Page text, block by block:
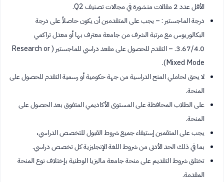
الأقل عدد 2 مقالات منشورة في مجالات تصنيف Q2.
درجة الماجستير : – يجب على المتقدمين أن يكون حاصلاً على درجة
البكالوريوس مع مرتبة الشرف من جامعة معترف بها أو معدل تراكمي
3.67/4.0. – التقدم للحصول على مقعد دراسي للماجستير ( Research or
Mixed Mode).
لا يحق لحاملي المنح الدراسية من جهة حكومية أو رسمية التقدم للحصول على
المنحة.
على الطلاب المحافظة على المستوى الأكاديمي المتفوق بعد الحصول على
المنحة.
يجب على المتقمين إستيفاء جميع شروط القبول للتخصص الدراسي،
بما في ذلك الحد الأدنى من شروط اللغة الإنجليزية كل تخصص دراسي.
تختلق شروط التقديم على منحة جامعة ماليزيا الوطنية ​بإختلاف نوع المنحة
المقدمة.